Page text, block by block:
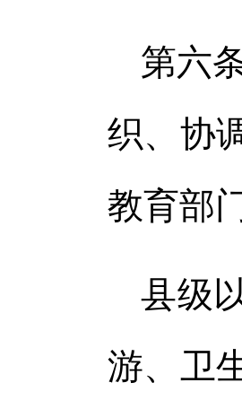
第六
织、协
教育部
县级
游、卫